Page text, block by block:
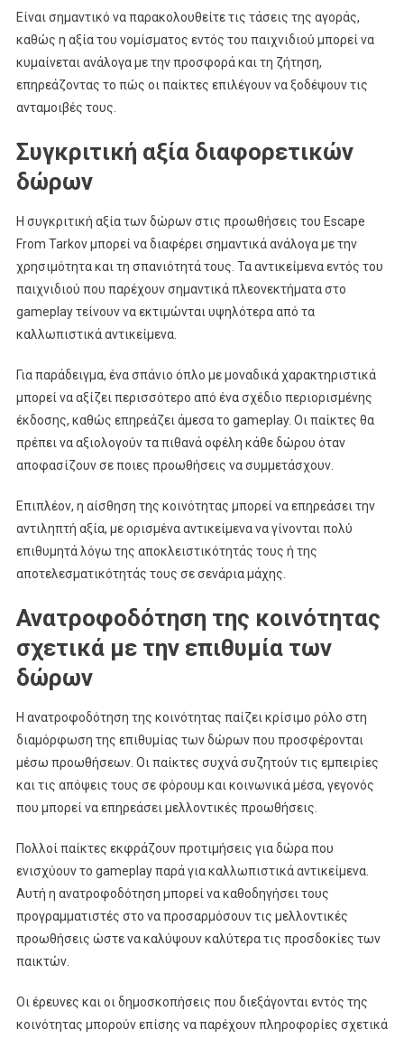
Είναι σημαντικό να παρακολουθείτε τις τάσεις της αγοράς,
καθώς η αξία του νομίσματος εντός του παιχνιδιού μπορεί να
κυμαίνεται ανάλογα με την προσφορά και τη ζήτηση,
επηρεάζοντας το πώς οι παίκτες επιλέγουν να ξοδέψουν τις
ανταμοιβές τους.
Συγκριτική αξία διαφορετικών
δώρων
Η συγκριτική αξία των δώρων στις προωθήσεις του Escape
From Tarkov μπορεί να διαφέρει σημαντικά ανάλογα με την
χρησιμότητα και τη σπανιότητά τους. Τα αντικείμενα εντός του
παιχνιδιού που παρέχουν σημαντικά πλεονεκτήματα στο
gameplay τείνουν να εκτιμώνται υψηλότερα από τα
καλλωπιστικά αντικείμενα.
Για παράδειγμα, ένα σπάνιο όπλο με μοναδικά χαρακτηριστικά
μπορεί να αξίζει περισσότερο από ένα σχέδιο περιορισμένης
έκδοσης, καθώς επηρεάζει άμεσα το gameplay. Οι παίκτες θα
πρέπει να αξιολογούν τα πιθανά οφέλη κάθε δώρου όταν
αποφασίζουν σε ποιες προωθήσεις να συμμετάσχουν.
Επιπλέον, η αίσθηση της κοινότητας μπορεί να επηρεάσει την
αντιληπτή αξία, με ορισμένα αντικείμενα να γίνονται πολύ
επιθυμητά λόγω της αποκλειστικότητάς τους ή της
αποτελεσματικότητάς τους σε σενάρια μάχης.
Ανατροφοδότηση της κοινότητας
σχετικά με την επιθυμία των
δώρων
Η ανατροφοδότηση της κοινότητας παίζει κρίσιμο ρόλο στη
διαμόρφωση της επιθυμίας των δώρων που προσφέρονται
μέσω προωθήσεων. Οι παίκτες συχνά συζητούν τις εμπειρίες
και τις απόψεις τους σε φόρουμ και κοινωνικά μέσα, γεγονός
που μπορεί να επηρεάσει μελλοντικές προωθήσεις.
Πολλοί παίκτες εκφράζουν προτιμήσεις για δώρα που
ενισχύουν το gameplay παρά για καλλωπιστικά αντικείμενα.
Αυτή η ανατροφοδότηση μπορεί να καθοδηγήσει τους
προγραμματιστές στο να προσαρμόσουν τις μελλοντικές
προωθήσεις ώστε να καλύψουν καλύτερα τις προσδοκίες των
παικτών.
Οι έρευνες και οι δημοσκοπήσεις που διεξάγονται εντός της
κοινότητας μπορούν επίσης να παρέχουν πληροφορίες σχετικά